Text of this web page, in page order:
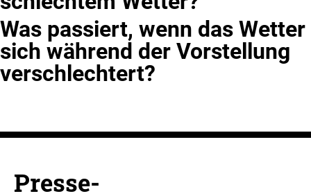
Was passiert, wenn das Wetter
sich während der Vorstellung
verschlechtert?
Presse-